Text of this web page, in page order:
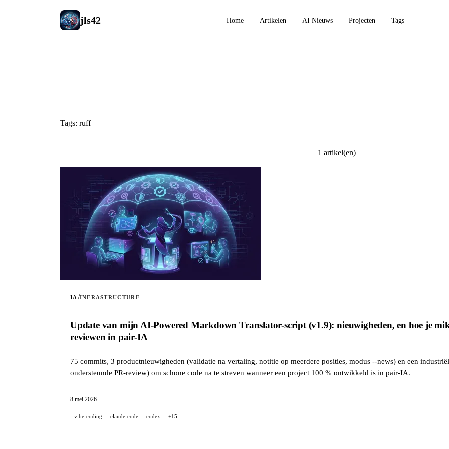
jls42 Home Artikelen AI Nieuws Projecten Tags
Tags: ruff
1 artikel(en)
IA /INFRASTRUCTURE
Update van mijn AI-Powered Markdown Translator-script (v1.9): nieuwigheden, en hoe je
reviewen in pair-IA
75 commits, 3 productnieuwigheden (validatie na vertaling, notitie op meerdere posities, modus --news) en een
ondersteunde PR-review) om schone code na te streven wanneer een project 100 % ontwikkeld is in pair-IA.
8 mei 2026
vibe-coding claude-code codex +15